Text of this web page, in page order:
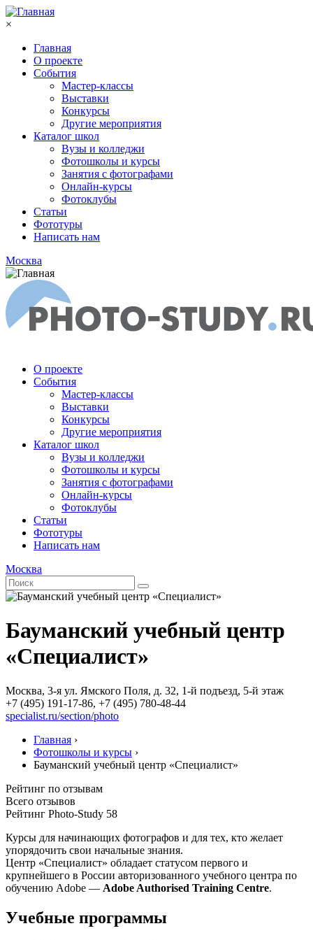
Перейти к основному содержанию
×
Главная
О проекте
События
Мастер-классы
Выставки
Конкурсы
Другие мероприятия
Каталог школ
Вузы и колледжи
Фотошколы и курсы
Занятия с фотографами
Онлайн-курсы
Фотоклубы
Статьи
Фототуры
Написать нам
Москва
О проекте
События
Мастер-классы
Выставки
Конкурсы
Другие мероприятия
Каталог школ
Вузы и колледжи
Фотошколы и курсы
Занятия с фотографами
Онлайн-курсы
Фотоклубы
Статьи
Фототуры
Написать нам
Москва
Бауманский учебный центр
«Специалист»
Москва, 3-я ул. Ямского Поля, д. 32, 1-й подъезд, 5-й этаж
+7 (495) 191-17-86, +7 (495) 780-48-44
specialist.ru/section/photo
Главная ›
Фотошколы и курсы ›
Бауманский учебный центр «Специалист»
Рейтинг по отзывам
Всего отзывов
Рейтинг Photo-Study 58
Курсы для начинающих фотографов и для тех, кто желает
упорядочить свои начальные знания.
Центр «Специалист» обладает статусом первого и
крупнейшего в России авторизованного учебного центра по
обучению Adobe — Adobe Authorised Training Centre.
Учебные программы